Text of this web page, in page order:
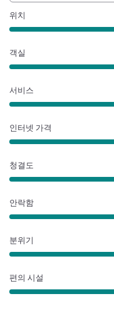
위치
객실
서비스
인터넷 가격
청결도
안락함
분위기
편의 시설